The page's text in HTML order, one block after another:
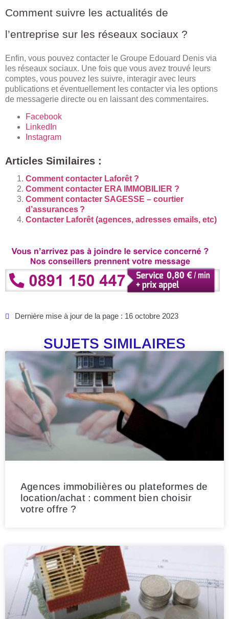
Comment suivre les actualités de
l’entreprise sur les réseaux sociaux ?
Enfin, vous pouvez contacter le Groupe Edouard Denis via
les réseaux sociaux. Une fois que vous avez trouvé leurs
comptes, vous pouvez les suivre, interagir avec leurs
publications et éventuellement les contacter via les options
de messagerie directe ou en laissant des commentaires.
Facebook
LinkedIn
Instagram
Articles Similaires :
Comment contacter Laforêt ?
Comment contacter ERA IMMOBILIER ?
Comment contacter SAGESSE – courtier
d’assurances ?
Contacter Laforêt (agences, adresses emails, etc)
Dernière mise à jour de la page : 16 octobre 2023
SUJETS SIMILAIRES
Agences immobilières ou plateformes de
location/achat : comment bien choisir
votre offre ?